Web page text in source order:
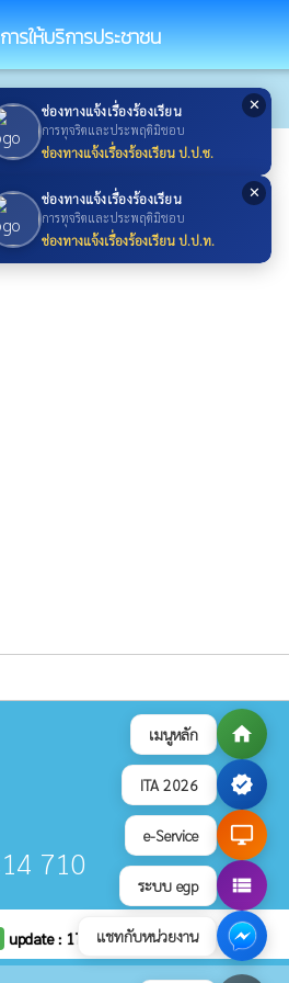
เมนูหลัก home
ITA 2026 verified
e-Service desktop_windows
ระบบ egp view_list
แชทกับหน่วยงาน
✕
ช่องทางแจ้งเรื่องร้องเรียน
การทุจริตและประพฤติมิชอบ
ช่องทางแจ้งเรื่องร้องเรียน ป.ป.ช.
✕
ช่องทางแจ้งเรื่องร้องเรียน
การทุจริตและประพฤติมิชอบ
ช่องทางแจ้งเรื่องร้องเรียน ป.ป.ท.
การให้บริการประชาชน
710
update : 17 กรกฎาคม 2569